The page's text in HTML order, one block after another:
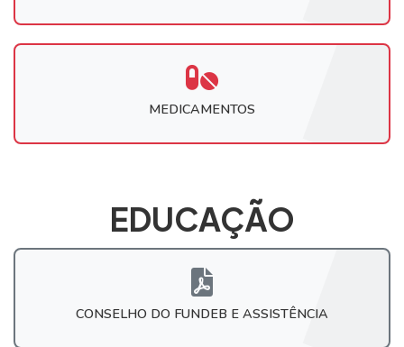
MEDICAMENTOS
EDUCAÇÃO
CONSELHO DO FUNDEB E ASSISTÊNCIA